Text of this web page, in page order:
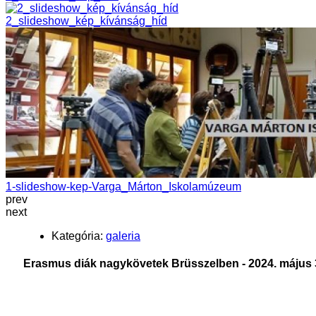
2_slideshow_kép_kívánság_híd
1-slideshow-kep-Varga_Márton_Iskolamúzeum
prev
next
Kategória: galeria
Erasmus diák nagykövetek Brüsszelben - 2024. május